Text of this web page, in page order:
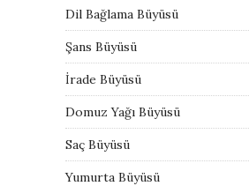
Dil Bağlama Büyüsü
Şans Büyüsü
İrade Büyüsü
Domuz Yağı Büyüsü
Saç Büyüsü
Yumurta Büyüsü